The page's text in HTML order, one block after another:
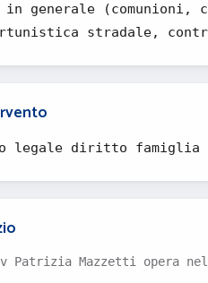
generale (comunioni,
stradale,
legale diritto famiglia
Patrizia Mazzetti opera